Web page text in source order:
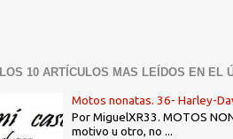
LOS 10 ARTÍCULOS MAS LEÍDOS EN EL
Motos nonatas. 36- Harley-
Por MiguelXR33. MOTOS
motivo u otro, no ...